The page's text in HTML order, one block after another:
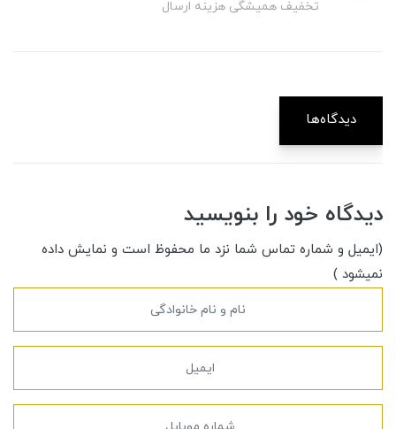
تخفیف همیشگی هزینه ارسال
دیدگاه‌ها
دیدگاه خود را بنویسید
(ایمیل و شماره تماس شما نزد ما محفوظ است و نمایش داده
نمیشود )